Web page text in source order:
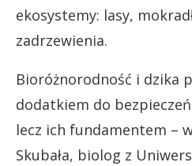
ekosystemy: lasy,
zadrzewienia.
Bioróżnorodność i dzika
dodatkiem do
lecz ich fundamentem –
Skubała, biolog z